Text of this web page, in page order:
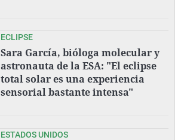
ECLIPSE
Sara García, bióloga molecular y
astronauta de la ESA: "El eclipse
total solar es una experiencia
sensorial bastante intensa"
ESTADOS UNIDOS